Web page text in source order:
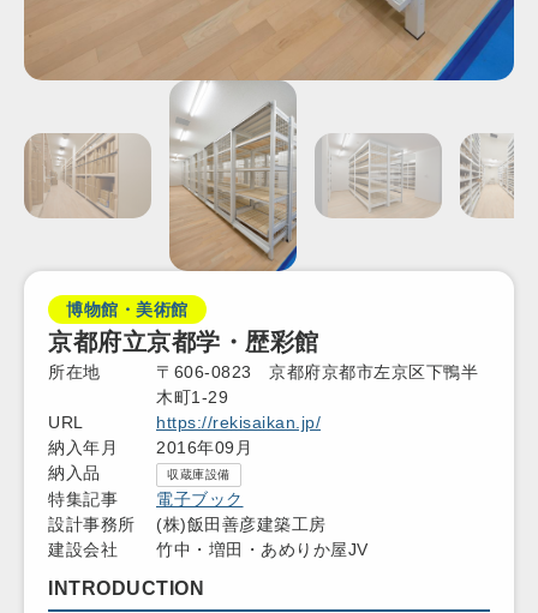
博物館・美術館
京都府立京都学・歴彩館
所在地
〒606-0823 京都府京都市左京区下鴨半
木町1-29
URL
https://rekisaikan.jp/
納入年月
2016年09月
納入品
収蔵庫設備
特集記事
電子ブック
設計事務所
(株)飯田善彦建築工房
建設会社
竹中・増田・あめりか屋JV
INTRODUCTION